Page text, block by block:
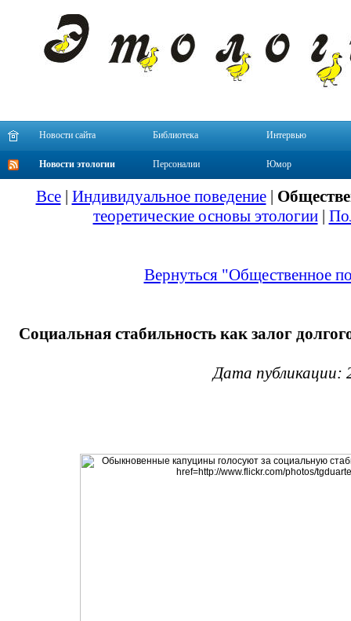
Новости сайта Библиотека Интервью
Новости этологии Персоналии Юмор
Все| Индивидуальное поведение|
теоретические основы этологии|
Вернуться "Общественное
Социальная стабильность как залог
Дата публикации: